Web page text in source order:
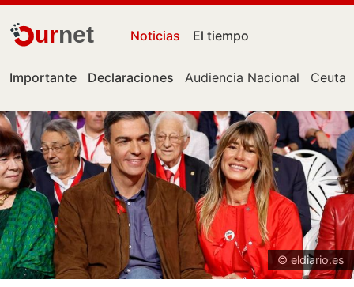
urnet Noticias El tiempo
Importante Declaraciones Audiencia Nacional Ceuta
© eldiario.es